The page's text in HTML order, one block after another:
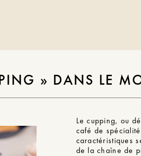
» DANS LE
Le cupping, ou
café de
caractéristiques
de la chaîne de